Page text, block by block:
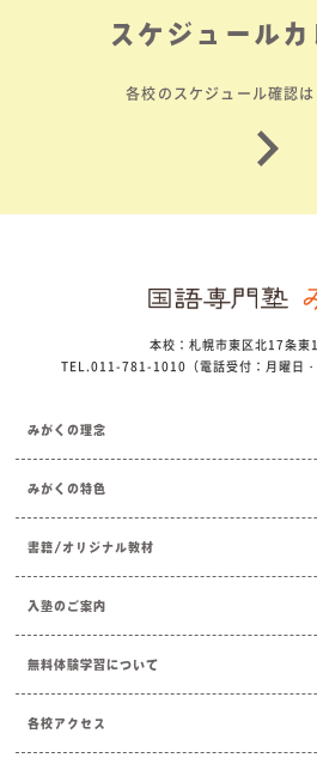
スケジュールカ
各校のスケジュール確認は
本校：札幌市東区北17条東
TEL.011-781-1010（電話受付：月曜日
みがくの理念
みがくの特色
書籍/オリジナル教材
入塾のご案内
無料体験学習について
各校アクセス